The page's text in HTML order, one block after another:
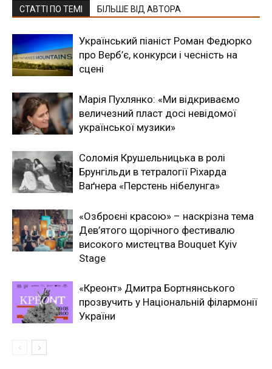
СТАТТІ ПО ТЕМІ БІЛЬШЕ ВІД АВТОРА
Український піаніст Роман Федюрко
про Верб’є, конкурси і чесність на
сцені
Марія Пухлянко: «Ми відкриваємо
величезний пласт досі невідомої
української музики»
Соломія Крушельницька в ролі
Брунгільди в тетралогії Ріхарда
Ваґнера «Перстень нібелунга»
«Озброєні красою» – наскрізна тема
Дев’ятого щорічного фестивалю
високого мистецтва Bouquet Kyiv
Stage
«Креонт» Дмитра Бортнянського
прозвучить у Національній філармонії
України